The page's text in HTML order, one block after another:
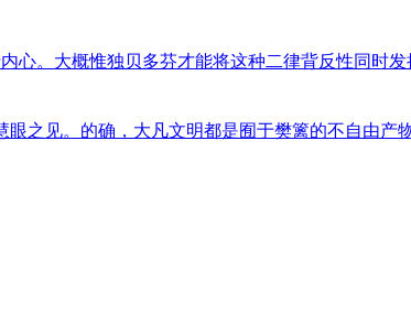
心。大概惟独贝多芬才能将这种二律背反性同时
之见。的确，大凡文明都是囿于樊篱的不自由产物